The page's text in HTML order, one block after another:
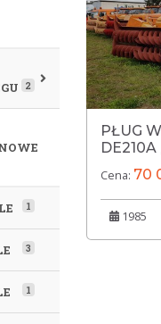
2
1
3
1
PŁUG
Cena: 70
1985